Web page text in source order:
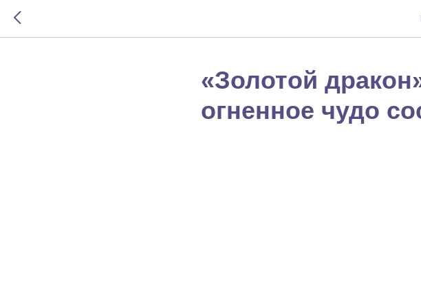
«Золотой
огненное чудо